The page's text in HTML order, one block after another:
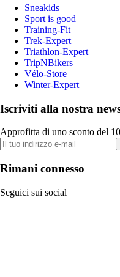
Sneakids
Sport is good
Training-Fit
Trek-Expert
Triathlon-Expert
TripNBikers
Vélo-Store
Winter-Expert
Iscriviti alla nostra
Approfitta di uno sconto del
Rimani connesso
Seguici sui social